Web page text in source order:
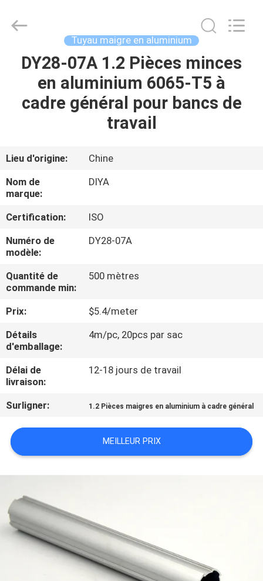
MAISON
PRODUITS
SUJET
DE
NOUS
VISITE
D'USINE
CONTRÔLE
DE
QUALITÉ
CONTACTEZ-
NOUS
NOUVELLES
DEMANDEZ
UNE
CITATION
Equipment
Reserved.
Tuyau maigre en aluminium
DY28-07A 1.2 Pièces minces
en aluminium 6065-T5 à
cadre général pour bancs de
travail
Lieu d'origine:
Chine
Nom de
marque:
DIYA
Certification:
ISO
Numéro de
modèle:
DY28-07A
Quantité de
commande min:
500 mètres
Prix:
$5.4/meter
Détails
d'emballage:
4m/pc, 20pcs par sac
Délai de
livraison:
12-18 jours de travail
Surligner: 1.2 Pièces maigres en aluminium à cadre général
MEILLEUR PRIX